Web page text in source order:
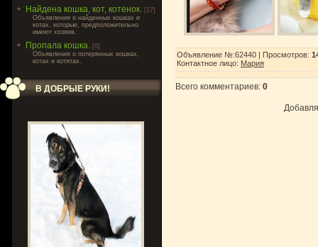
Найдена кошка, кот, котенок. [17]
Объявления о найденных кошках и
котах, которые, предположительно
имеют хозяев.
Пропала кошка. [0]
Объявления о потерянных кошках,
котах и котятах.
В ДОБРЫЕ РУКИ!
Объявление №:62440 | Просмотров:
Контактное лицо: Мария
Всего комментариев: 0